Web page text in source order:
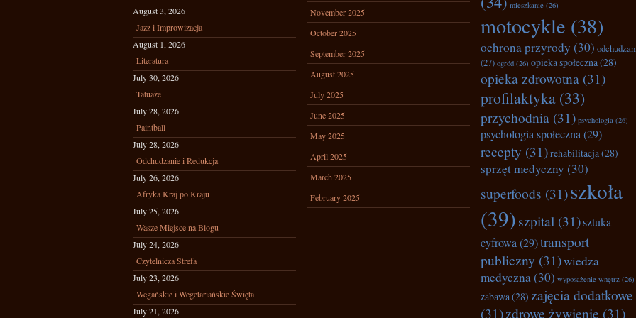
August 3, 2026
Jazz i Improwizacja
August 1, 2026
Literatura
July 30, 2026
Tatuaże
July 28, 2026
Paintball
July 28, 2026
Odchudzanie i Redukcja
July 26, 2026
Afryka Kraj po Kraju
July 25, 2026
Wasze Miejsce na Blogu
July 24, 2026
Czytelnicza Strefa
July 23, 2026
Wegańskie i Wegetariańskie Święta
July 21, 2026
November 2025
October 2025
September 2025
August 2025
July 2025
June 2025
May 2025
April 2025
March 2025
February 2025
mieszkanie (26)
motocykle (38)
ochrona przyrody (30)
(27) ogród (26) opieka społeczna(28)
opieka zdrowotna (31)
profilaktyka (33)
przychodnia (31) psychologia (26)
psychologia społeczna(29)
recepty (31)rehabilitacja(28)
sprzęt medyczny (30)
superfoods (31)szkoła
(39)szpital (31)sztuka
cyfrowa(29)transport
publiczny (31)wiedza
medyczna(30) wyposażenie wnętrz (26)
zabawa(28) zajęcia dodatkowe
(31)zdrowe żywienie (31)